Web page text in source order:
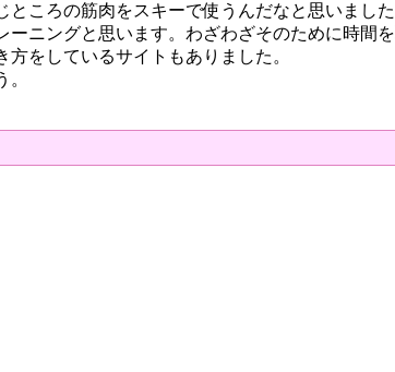
ころの筋肉をスキーで使うんだなと思いました
ニングと思います。わざわざそのために時間
をしているサイトもありました。